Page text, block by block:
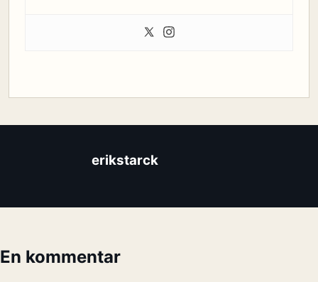
erikstarck
En kommentar